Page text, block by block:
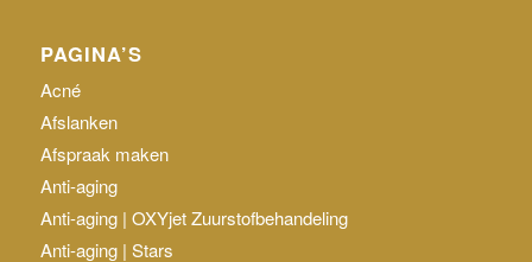
PAGINA’S
Acné
Afslanken
Afspraak maken
Anti-aging
Anti-aging | OXYjet Zuurstofbehandeling
Anti-aging | Stars